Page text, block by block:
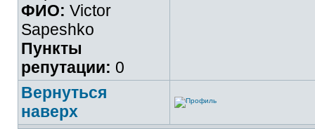
ФИО: Victor
Sapeshko
Пункты
репутации: 0
Вернуться
наверх